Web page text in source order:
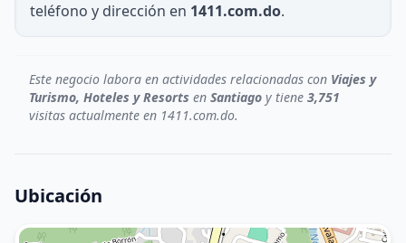
teléfono y dirección en 1411.com.do.
Este negocio labora en actividades relacionadas con Viajes y
Turismo, Hoteles y Resorts en Santiago y tiene 3,751
visitas actualmente en 1411.com.do.
Ubicación